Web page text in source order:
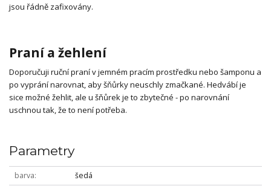
jsou řádně zafixovány.
Praní a žehlení
Doporučuji ruční praní v jemném pracím prostředku nebo šamponu a
po vyprání narovnat, aby šňůrky neuschly zmačkané. Hedvábí je
sice možné žehlit, ale u šňůrek je to zbytečné - po narovnání
uschnou tak, že to není potřeba.
Parametry
barva
šedá